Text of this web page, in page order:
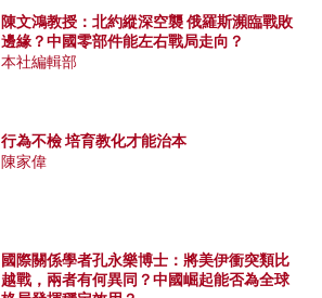
陳文鴻教授：北約縱深空襲 俄羅斯瀕臨戰敗
邊緣？中國零部件能左右戰局走向？
本社編輯部
行為不檢 培育教化才能治本
陳家偉
國際關係學者孔永樂博士：將美伊衝突類比
越戰，兩者有何異同？中國崛起能否為全球